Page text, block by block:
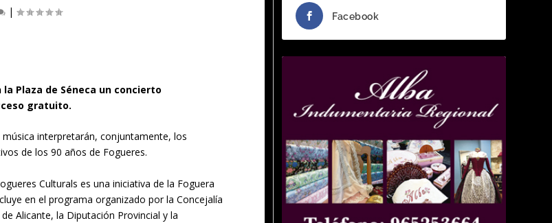
|
Plaza de Séneca un concierto
gratuito.
interpretarán, conjuntamente, los
de los 90 años de Fogueres.
Culturals es una iniciativa de la Foguera
en el programa organizado por la Concejalía
Alicante, la Diputación Provincial y la
Facebook